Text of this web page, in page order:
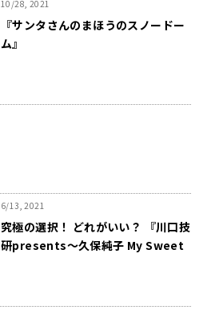
10/28, 2021
『サンタさんのまほうのスノードー
ム』
6/13, 2021
究極の選択！ どれがいい？ 『川口技
研presents～久保純子 My Sweet